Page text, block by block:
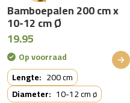
Bamboepalen 200 cm x
10-12 cm Ø
19.95
Op voorraad
Lengte: 200 cm
Diameter: 10-12 cm ø